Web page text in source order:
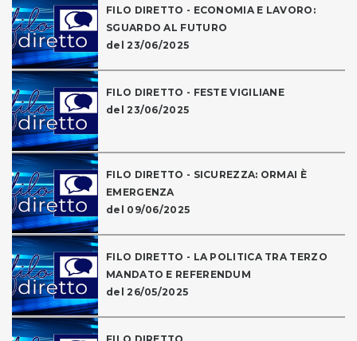
FILO DIRETTO - ECONOMIA E LAVORO:
SGUARDO AL FUTURO
del 23/06/2025
FILO DIRETTO - FESTE VIGILIANE
del 23/06/2025
FILO DIRETTO - SICUREZZA: ORMAI È
EMERGENZA
del 09/06/2025
FILO DIRETTO - LA POLITICA TRA TERZO
MANDATO E REFERENDUM
del 26/05/2025